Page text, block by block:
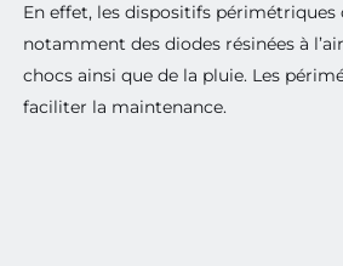
En effet, les dispositifs
notamment des diodes résinées à
chocs ainsi que de la pluie. Les
faciliter la maintenance.